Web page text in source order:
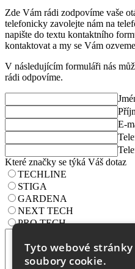
Zde Vám rádi zodpovíme vaše
telefonicky zavolejte nám na
napište do textu kontaktního
kontaktovat a my se Vám
V následujícím formuláři nás
rádi odpovíme.
E-
Které značky se týká Váš dotaz
TECHLINE
STIGA
GARDENA
NEXT TECH
PRO TECH
Tyto webové
soubory cookie.